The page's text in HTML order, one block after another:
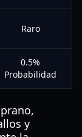
Raro
0.5%
Probabilidad
y